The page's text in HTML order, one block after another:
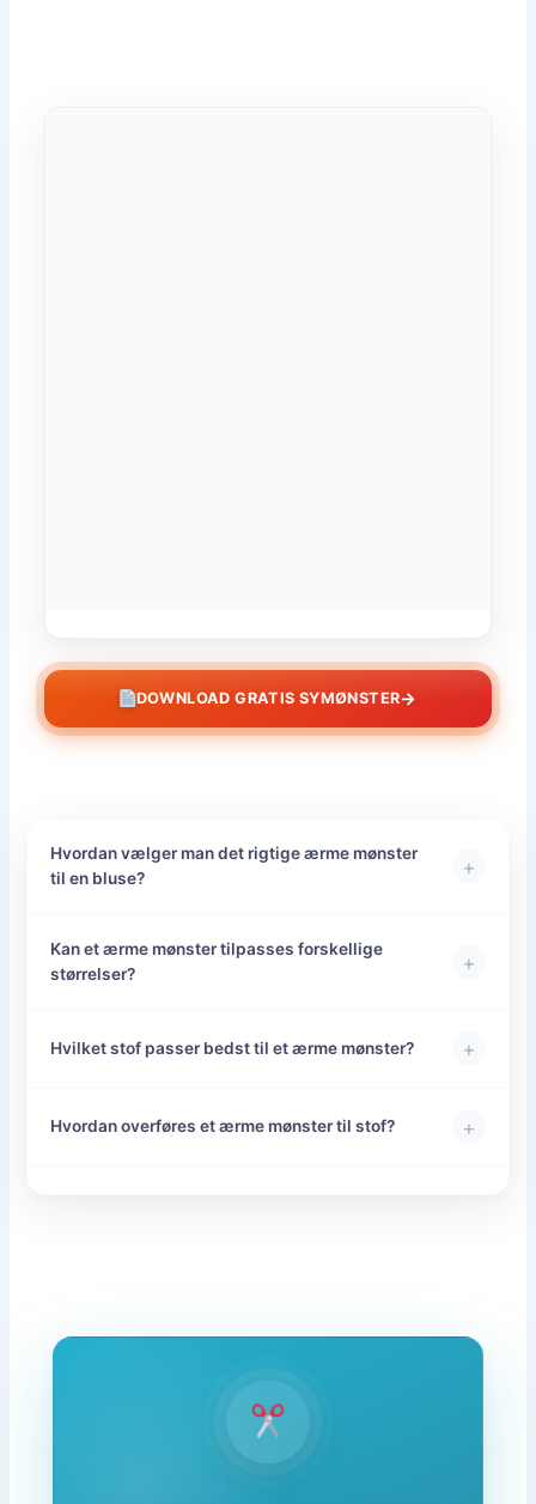
DOWNLOAD GRATIS SYMØNSTER→
Hvordan vælger man det rigtige ærme mønster
til en bluse?
+
Kan et ærme mønster tilpasses forskellige
størrelser?
+
Hvilket stof passer bedst til et ærme mønster? +
Hvordan overføres et ærme mønster til stof? +